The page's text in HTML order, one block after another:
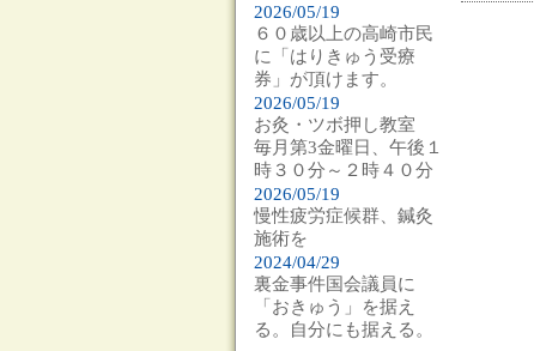
2026/05/19
６０歳以上の高崎市民
に「はりきゅう受療
券」が頂けます。
2026/05/19
お灸・ツボ押し教室
毎月第3金曜日、午後１
時３０分～２時４０分
2026/05/19
慢性疲労症候群、鍼灸
施術を
2024/04/29
裏金事件国会議員に
「おきゅう」を据え
る。自分にも据える。